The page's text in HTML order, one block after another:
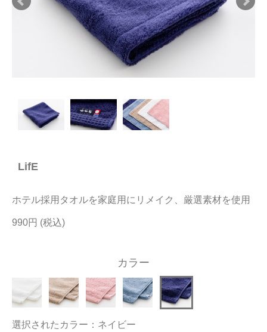
刺繍について
当サイトについて
大量購入・法人向けの購入の方は
お問い合わせ
LifE
ホテル採用タオルを家庭用にリメイク、厳選素材を使用
990円
カラー
選択されたカラー：ネイビー